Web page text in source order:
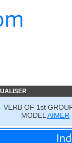
VERB OF 1st
MODEL AIMER